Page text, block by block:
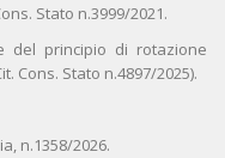
Stato n.3999/2021.
del principio di rotazione
Cons. Stato n.4897/2025).
n.1358/2026.